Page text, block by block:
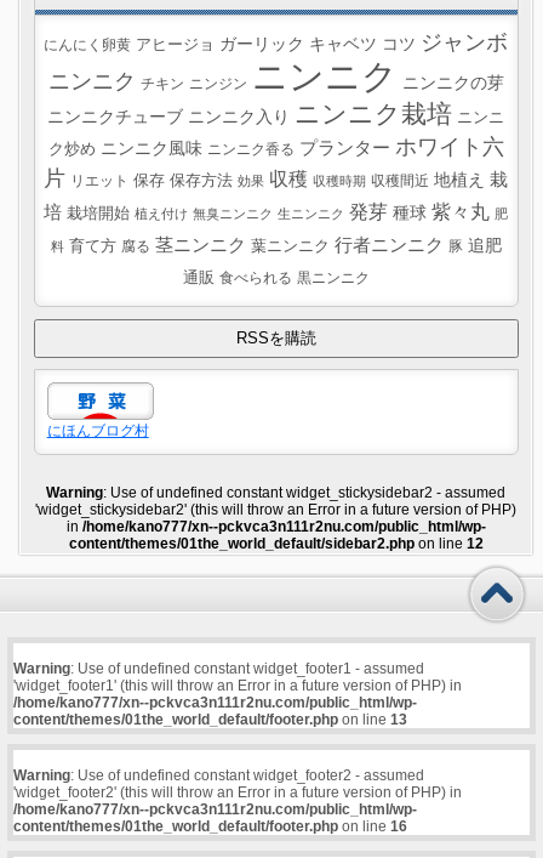
にんにく卵黄 アヒージョ ガーリック キャベツ コツ ジャンボ
ニンニク チキン ニンジン ニンニク
ニンニクの芽
ニンニクチューブ ニンニク入り ニンニク栽培 ニンニ
ク炒め ニンニク風味 ニンニク香る プランター ホワイト六
片 リエット 保存 保存方法 効果 収穫 収穫時期 収穫間近 地植え 栽
培 栽培開始 植え付け 無臭ニンニク 生ニンニク 発芽 種球 紫々丸 肥
料 育て方 腐る 茎ニンニク 葉ニンニク 行者ニンニク 豚 追肥
通販 食べられる 黒ニンニク
にほんブログ村
Warning: Use of undefined constant widget_stickysidebar2 - assumed
'widget_stickysidebar2' (this will throw an Error in a future version of PHP)
in /home/kano777/xn--pckvca3n111r2nu.com/public_html/wp-
content/themes/01the_world_default/sidebar2.phpon line 12
Warning: Use of undefined constant widget_footer1 - assumed
'widget_footer1' (this will throw an Error in a future version of PHP) in
/home/kano777/xn--pckvca3n111r2nu.com/public_html/wp-
content/themes/01the_world_default/footer.phpon line 13
Warning: Use of undefined constant widget_footer2 - assumed
'widget_footer2' (this will throw an Error in a future version of PHP) in
/home/kano777/xn--pckvca3n111r2nu.com/public_html/wp-
content/themes/01the_world_default/footer.phpon line 16